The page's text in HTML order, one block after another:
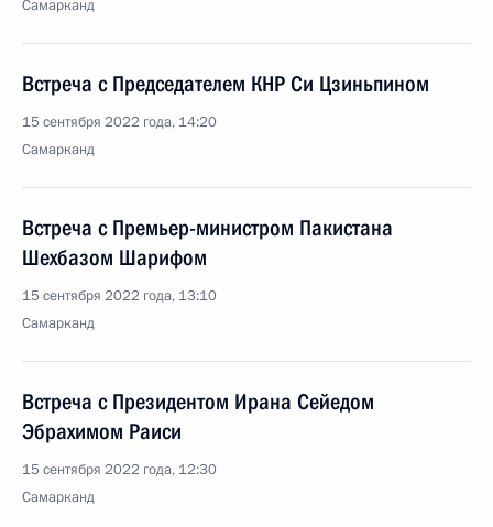
Самарканд
Встреча с Председателем КНР Си Цзиньпином
15 сентября 2022 года, 14:20
Самарканд
Встреча с Премьер-министром Пакистана
Шехбазом Шарифом
15 сентября 2022 года, 13:10
Самарканд
Встреча с Президентом Ирана Сейедом
Эбрахимом Раиси
15 сентября 2022 года, 12:30
Самарканд